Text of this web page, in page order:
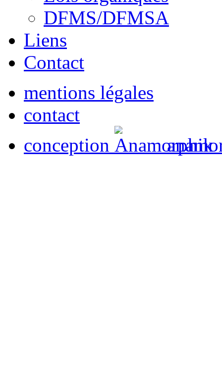
DFMS/DFMSA
Liens
Contact
mentions légales
contact
conception